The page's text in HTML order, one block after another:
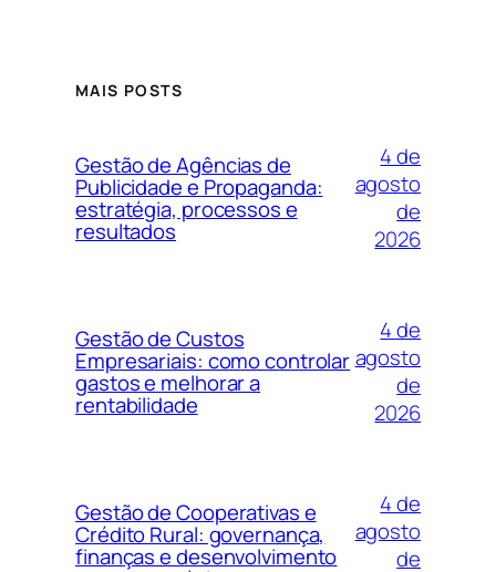
MAIS POSTS
Gestão de Agências de
Publicidade e Propaganda:
estratégia, processos e
resultados
4 de
agosto
de
2026
Gestão de Custos
Empresariais: como controlar
gastos e melhorar a
rentabilidade
4 de
agosto
de
2026
Gestão de Cooperativas e
Crédito Rural: governança,
finanças e desenvolvimento
4 de
agosto
de